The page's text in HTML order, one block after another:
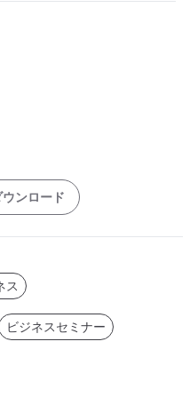
ンロード
ス
ビジネスセミナー